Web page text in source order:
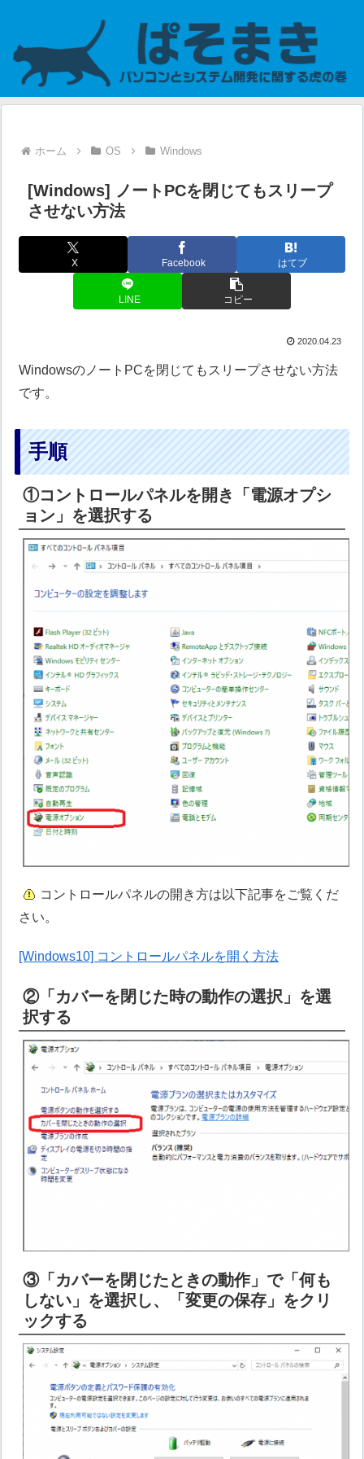
ホーム OS Windows
[Windows] ノートPCを閉じてもスリープ
させない方法
X Facebook はてブ
LINE コピー
2020.04.23
WindowsのノートPCを閉じてもスリープさせない方法
です。
手順
①コントロールパネルを開き「電源オプシ
ョン」を選択する
コントロールパネルの開き方は以下記事をご覧くだ
さい。
[Windows10] コントロールパネルを開く方法
②「カバーを閉じた時の動作の選択」を選
択する
③「カバーを閉じたときの動作」で「何も
しない」を選択し、「変更の保存」をクリ
ックする